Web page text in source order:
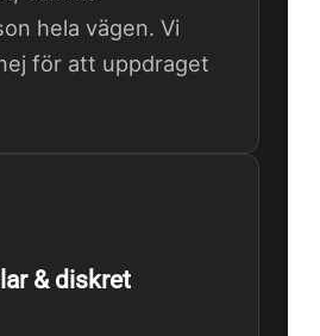
hela vägen. Vi
för att uppdraget
& diskret